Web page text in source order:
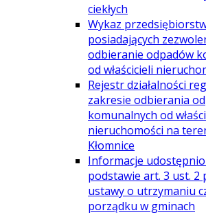
ciekłych
Wykaz
posiadających
odbieranie odpadów
od właścicieli
Rejestr działalności
zakresie odbierania
komunalnych od
nieruchomości na
Kłomnice
Informacje
podstawie art. 3 ust. 2
ustawy o utrzymaniu
porządku w gminach